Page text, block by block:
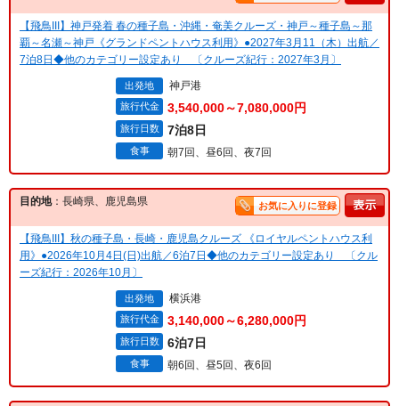
【飛鳥III】神戸発着 春の種子島・沖縄・奄美クルーズ・神戸～種子島～那
覇～名瀬～神戸《グランドペントハウス利用》●2027年3月11（木）出航／
7泊8日◆他のカテゴリー設定あり 〔クルーズ紀行：2027年3月〕
出発地 神戸港
旅行代金 3,540,000～7,080,000円
旅行日数 7泊8日
食事 朝7回、昼6回、夜7回
目的地：長崎県、鹿児島県 お気に入りに登録
【飛鳥III】秋の種子島・長崎・鹿児島クルーズ 《ロイヤルペントハウス利
用》●2026年10月4日(日)出航／6泊7日◆他のカテゴリー設定あり 〔クル
ーズ紀行：2026年10月〕
出発地 横浜港
旅行代金 3,140,000～6,280,000円
旅行日数 6泊7日
食事 朝6回、昼5回、夜6回